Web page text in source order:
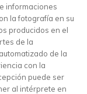
informaciones
la fotografía en su
producidos en el
de la
de la
con la
puede ser
al intérprete en